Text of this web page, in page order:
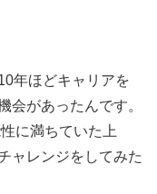
年ほどキャリアを
会があったんです。
に満ちていた上
ャレンジをしてみた